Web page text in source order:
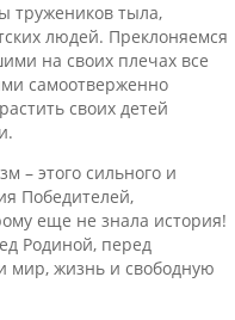
тружеников тыла,
людей. Преклоняемся
на своих плечах все
самоотверженно
своих детей
– этого сильного и
Победителей,
еще не знала история!
Родиной, перед
мир, жизнь и свободную